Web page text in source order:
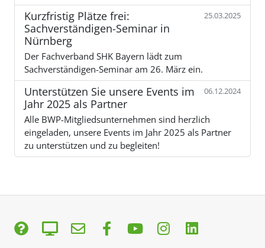
Kurzfristig Plätze frei:
Sachverständigen-Seminar in
Nürnberg
25.03.2025
Der Fachverband SHK Bayern lädt zum
Sachverständigen-Seminar am 26. März ein.
Unterstützen Sie unsere Events im
Jahr 2025 als Partner
06.12.2024
Alle BWP-Mitgliedsunternehmen sind herzlich
eingeladen, unsere Events im Jahr 2025 als Partner
zu unterstützen und zu begleiten!